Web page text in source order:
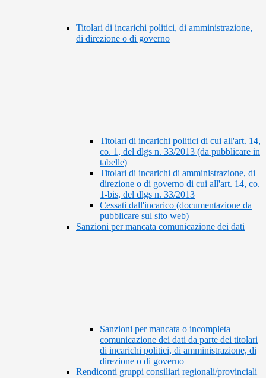
Titolari di incarichi politici, di amministrazione,
di direzione o di governo
Titolari di incarichi politici di cui all'art. 14,
co. 1, del dlgs n. 33/2013 (da pubblicare in
tabelle)
Titolari di incarichi di amministrazione, di
direzione o di governo di cui all'art. 14, co.
1-bis, del dlgs n. 33/2013
Cessati dall'incarico (documentazione da
pubblicare sul sito web)
Sanzioni per mancata comunicazione dei dati
Sanzioni per mancata o incompleta
comunicazione dei dati da parte dei titolari
di incarichi politici, di amministrazione, di
direzione o di governo
Rendiconti gruppi consiliari regionali/provinciali